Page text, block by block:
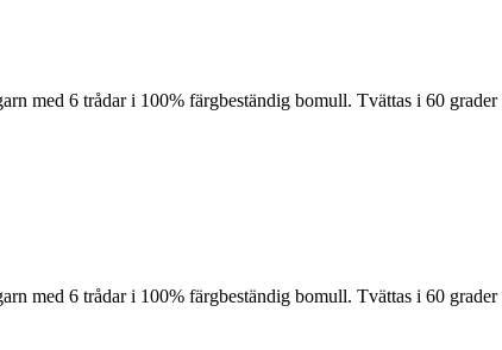
med 6 trådar i 100% färgbeständig bomull. Tvättas i 60 grader
med 6 trådar i 100% färgbeständig bomull. Tvättas i 60 grader